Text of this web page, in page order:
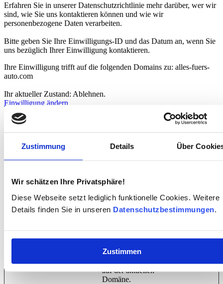
Zustimmung Details Über
Wir schätzen Ihre Privatsphäre!
Diese Webseite setzt lediglich funktionelle Cookies. Weitere
Details finden Sie in unseren Datenschutzbestimmungen
Zustimmen
Erfahren Sie in unserer Datenschutzrichtlinie mehr darüber, wer wir
sind, wie Sie uns kontaktieren können und wie wir
personenbezogene Daten verarbeiten.
Bitte geben Sie Ihre Einwilligungs-ID und das Datum an, wenn Sie
uns bezüglich Ihrer Einwilligung kontaktieren.
Ihre Einwilligung trifft auf die folgenden Domains zu: alles-fuers-
auto.com
Ihr aktueller Zustand: Ablehnen.
Einwilligung ändern
Die Cookie-Erklärung wurde das letzte Mal am 20/07/2023 von
Notwendig (2)
machen, indem sie Grundfunktionen wie Seitennavigation und
Zugriff auf sichere Bereiche der Webseite ermöglichen. Die
Webseite kann ohne diese Cookies nicht richtig funktionieren.
Zustimmungsstatus des
auf der aktuellen
Domäne.